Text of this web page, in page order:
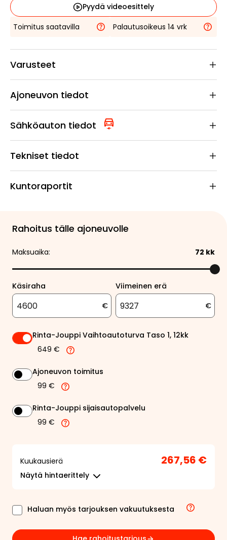
Pyydä videoesittely
Toimitus saatavilla
Palautusoikeus 14 vrk
Varusteet
Ajoneuvon tiedot
Sähköauton tiedot
Tekniset tiedot
Kuntoraportit
Rahoitus tälle ajoneuvolle
Maksuaika: 72 kk
Käsiraha
€
Viimeinen erä
€
Rinta-Jouppi Vaihtoautoturva Taso 1, 12kk
649 €
Ajoneuvon toimitus
99 €
Rinta-Jouppi sijaisautopalvelu
99 €
Kuukausierä 267,56 €
Näytä hintaerittely
Haluan myös tarjouksen vakuutuksesta